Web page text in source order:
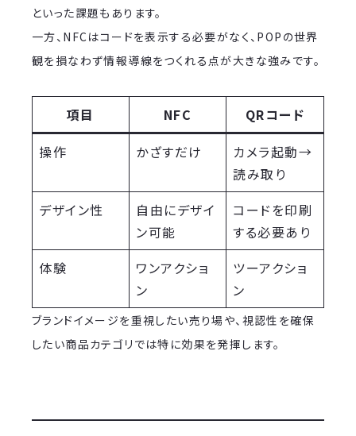
といった課題もあります。
一方、NFCはコードを表示する必要がなく、POPの世界
観を損なわず情報導線をつくれる点が大きな強みです。
項目 NFC
QRコード
操作
かざすだけ
カメラ起動→
読み取り
デザイン性
自由にデザイ
ン可能
コードを印刷
する必要あり
体験
ワンアクショ
ン
ツーアクショ
ン
ブランドイメージを重視したい売り場や、視認性を確保
したい商品カテゴリでは特に効果を発揮します。